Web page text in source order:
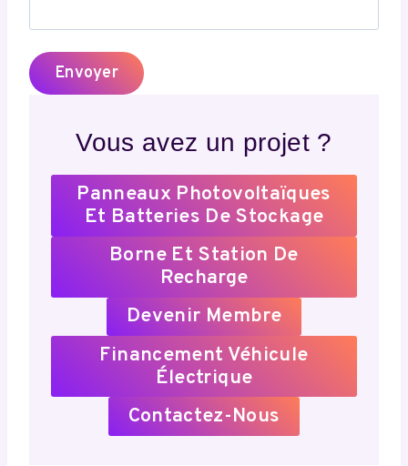
Vous avez un projet ?
Panneaux Photovoltaïques
Et Batteries De Stockage
Borne Et Station De
Recharge
Devenir Membre
Financement Véhicule
Électrique
Contactez-Nous